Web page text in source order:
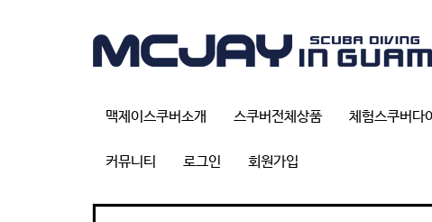
맥제이스쿠버소개 스쿠버전체상품 체험스쿠버다
커뮤니티 로그인 회원가입